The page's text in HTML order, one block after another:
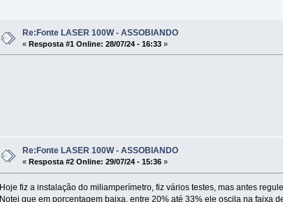
Re:Fonte LASER 100W - ASSOBIANDO
« Resposta #1 Online: 28/07/24 - 16:33»
Re:Fonte LASER 100W - ASSOBIANDO
« Resposta #2 Online: 29/07/24 - 15:36»
Hoje fiz a instalação do miliamperímetro, fiz vários testes, mas antes
Notei que em porcentagem baixa, entre 20% até 33% ele oscila na faixa